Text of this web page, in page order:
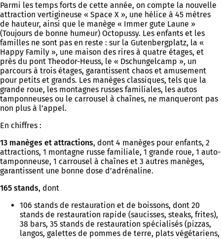
Parmi les temps forts de cette année, on compte la nouvelle
attraction vertigineuse « Space X », une hélice à 45 mètres
de hauteur, ainsi que le manège « Immer gute Laune »
(Toujours de bonne humeur) Octopussy. Les enfants et les
familles ne sont pas en reste : sur la Gutenbergplatz, la «
Happy Family », une maison des rires à quatre étages, et
près du pont Theodor-Heuss, le « Dschungelcamp », un
parcours à trois étages, garantissent chaos et amusement
pour petits et grands. Les manèges classiques, tels que la
grande roue, les montagnes russes familiales, les autos
tamponneuses ou le carrousel à chaînes, ne manqueront pas
non plus à l’appel.
En chiffres :
13 manèges et attractions, dont 4 manèges pour enfants, 2
attractions, 1 montagne russe familiale, 1 grande roue, 1 auto-
tamponneuse, 1 carrousel à chaînes et 3 autres manèges,
garantissent une bonne dose d’adrénaline.
165 stands, dont
106 stands de restauration et de boissons, dont 20
stands de restauration rapide (saucisses, steaks, frites),
38 bars, 35 stands de restauration spécialisés (pizzas,
langos, galettes de pommes de terre, plats végétariens,